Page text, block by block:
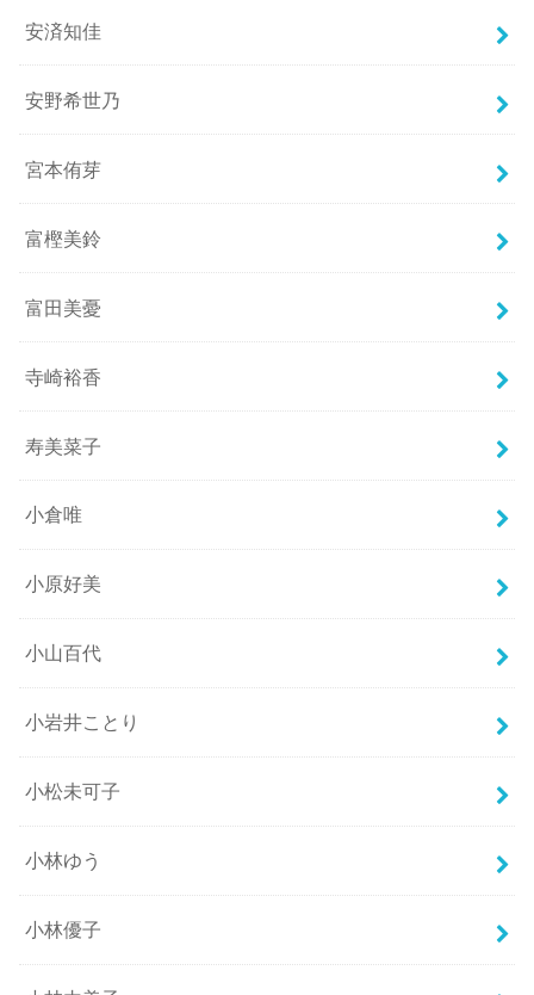
安済知佳
安野希世乃
宮本侑芽
富樫美鈴
富田美憂
寺崎裕香
寿美菜子
小倉唯
小原好美
小山百代
小岩井ことり
小松未可子
小林ゆう
小林優子